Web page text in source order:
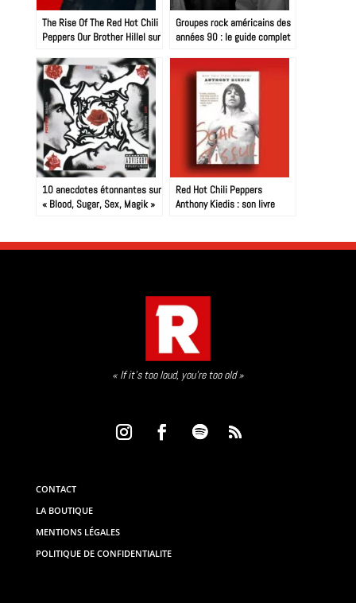
The Rise Of The Red Hot Chili
Peppers Our Brother Hillel sur
Groupes rock américains des
années 90 : le guide complet
10 anecdotes étonnantes sur
« Blood, Sugar, Sex, Magik »
Red Hot Chili Peppers
Anthony Kiedis : son livre
« If it’s too loud, you’re too old »
CONTACT
LA BOUTIQUE
MENTIONS LÉGALES
POLITIQUE DE CONFIDENTIALITE